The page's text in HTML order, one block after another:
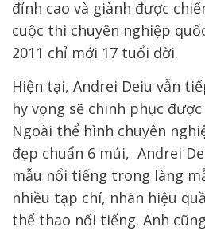
đỉnh cao và giành được
cuộc thi chuyên nghiệp
2011 chỉ mới 17 tuổi đời.
Hiện tại, Andrei Deiu vẫn
hy vọng sẽ chinh phục
Ngoài thể hình chuyên
đẹp chuẩn 6 múi, Andrei
mẫu nổi tiếng trong làng
nhiều tạp chí, nhãn hiệu
thể thao nổi tiếng. Anh